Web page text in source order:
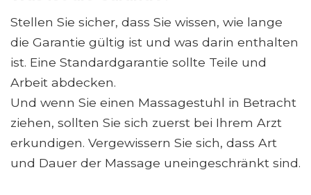
Stellen Sie sicher, dass Sie wissen, wie lange
die Garantie gültig ist und was darin enthalten
ist. Eine Standardgarantie sollte Teile und
Arbeit abdecken.
Und wenn Sie einen Massagestuhl in Betracht
ziehen, sollten Sie sich zuerst bei Ihrem Arzt
erkundigen. Vergewissern Sie sich, dass Art
und Dauer der Massage uneingeschränkt sind.